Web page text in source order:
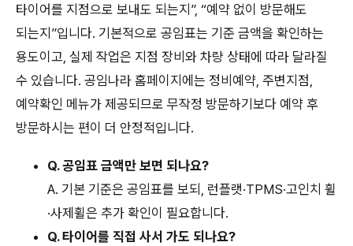
타이어를 지점으로 보내도 되는지”, “예약 없이 방문해도
되는지”입니다. 기본적으로 공임표는 기준 금액을 확인하는
용도이고, 실제 작업은 지점 장비와 차량 상태에 따라 달라질
수 있습니다. 공임나라 홈페이지에는 정비예약, 주변지점,
예약확인 메뉴가 제공되므로 무작정 방문하기보다 예약 후
방문하시는 편이 더 안정적입니다.
Q. 공임표 금액만 보면 되나요?
A. 기본 기준은 공임표를 보되, 런플랫·TPMS·고인치 휠
·사제휠은 추가 확인이 필요합니다.
Q. 타이어를 직접 사서 가도 되나요?